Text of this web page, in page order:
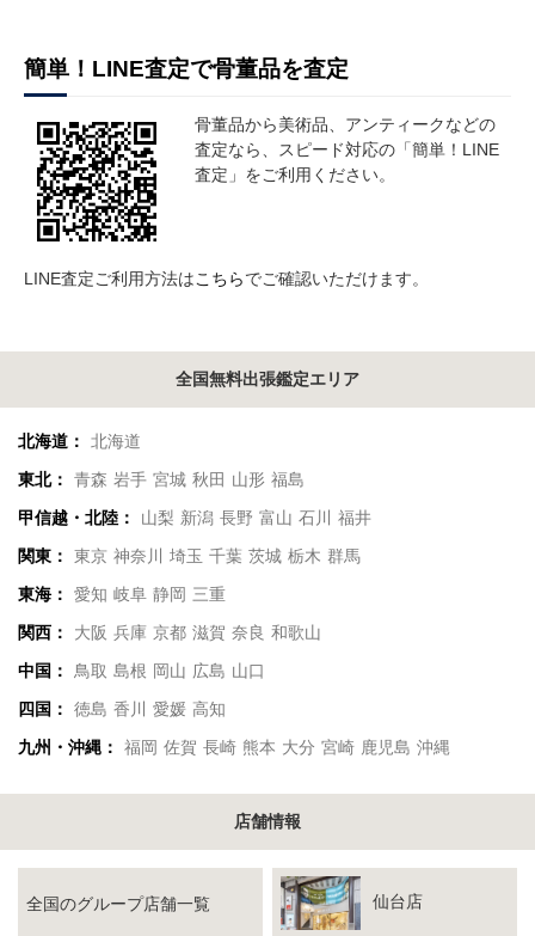
簡単！LINE査定で骨董品を査定
骨董品から美術品、アンティークなどの
査定なら、スピード対応の「簡単！LINE
査定」をご利用ください。
LINE査定ご利用方法はこちらでご確認いただけます。
全国無料出張鑑定エリア
北海道：
北海道
東北：
青森 岩手 宮城 秋田 山形 福島
甲信越・北陸：
山梨 新潟 長野 富山 石川
福井
関東：
東京 神奈川 埼玉 千葉 茨城 栃木 群馬
東海：
愛知 岐阜 静岡 三重
関西：
大阪 兵庫 京都 滋賀 奈良 和歌山
中国：
鳥取 島根 岡山 広島 山口
四国：
徳島 香川 愛媛 高知
九州・沖縄：
福岡 佐賀 長崎 熊本 大分 宮崎 鹿児島 沖縄
店舗情報
全国のグループ店舗一覧 仙台店